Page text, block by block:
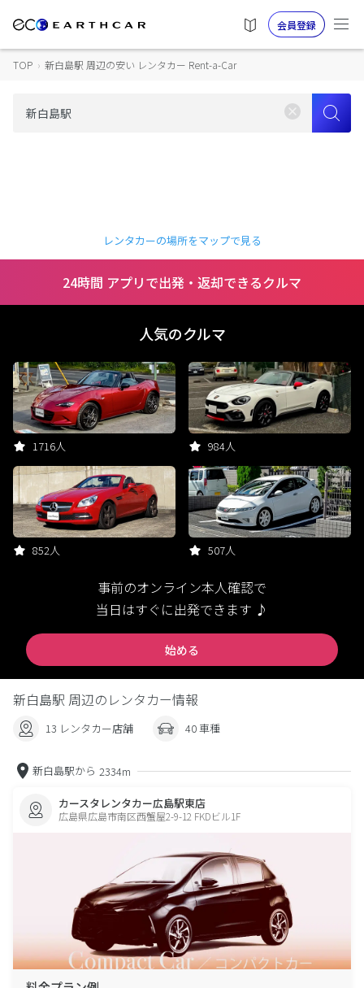
会員登録
TOP › 新白島駅 周辺の安い レンタカー Rent-a-Car
レンタカーの場所をマップで見る
24時間 アプリで出発・返却できるクルマ
人気のクルマ
1716人 984人
852人 507人
事前のオンライン本人確認で
当日はすぐに出発できます ♪
始める
新白島駅 周辺のレンタカー情報
13 レンタカー店舗 40 車種
新白島駅から 2334m
カースタレンタカー広島駅東店
広島県広島市南区西蟹屋2-9-12 FKDビル1F